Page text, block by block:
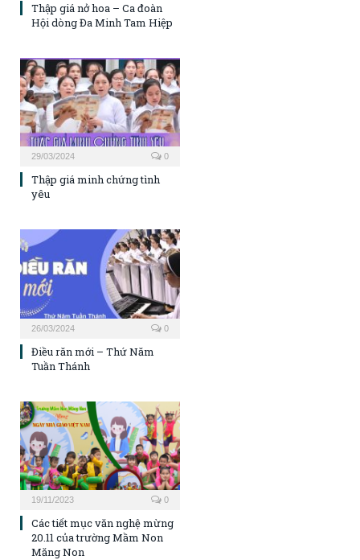
Thập giá nở hoa – Ca đoàn
Hội dòng Đa Minh Tam Hiệp
29/03/2024 0
Thập giá minh chứng tình
yêu
26/03/2024 0
Điều răn mới – Thứ Năm
Tuần Thánh
19/11/2023 0
Các tiết mục văn nghệ mừng
20.11 của trường Mầm Non
Măng Non